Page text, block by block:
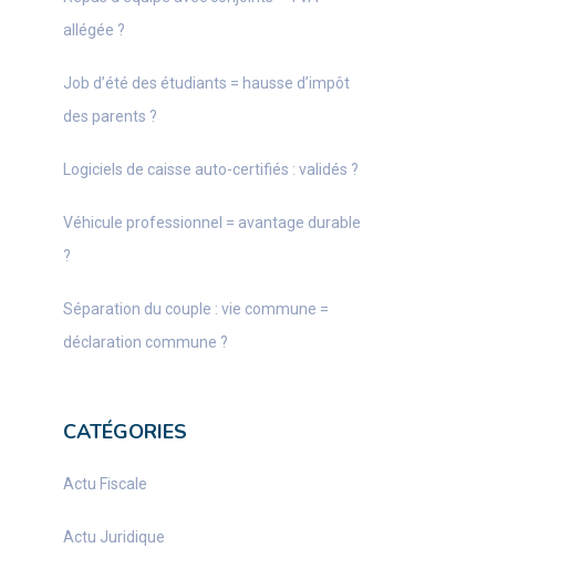
allégée ?
Job d’été des étudiants = hausse d’impôt
des parents ?
Logiciels de caisse auto-certifiés : validés ?
Véhicule professionnel = avantage durable
?
Séparation du couple : vie commune =
déclaration commune ?
CATÉGORIES
Actu Fiscale
Actu Juridique